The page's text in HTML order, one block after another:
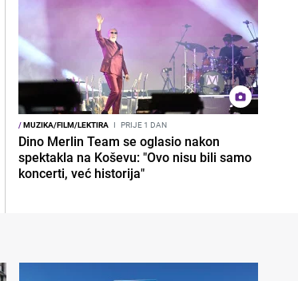
/MUZIKA/FILM/LEKTIRA I PRIJE 1 DAN
Dino Merlin Team se oglasio nakon
spektakla na Koševu: "Ovo nisu bili samo
koncerti, već historija"